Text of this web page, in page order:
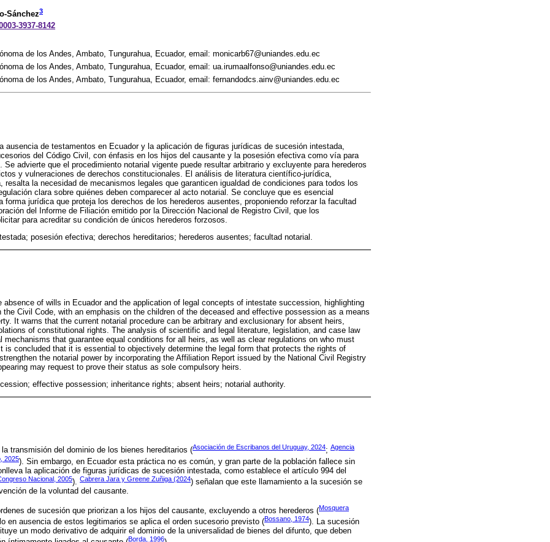
Sánchez3
3937-8142
de los Andes, Ambato, Tungurahua, Ecuador, email: monicarb67@uniandes.edu.ec
de los Andes, Ambato, Tungurahua, Ecuador, email: ua.irumaalfonso@uniandes.edu.ec
de los Andes, Ambato, Tungurahua, Ecuador, email: fernandodcs.ainv@uniandes.edu.ec
ausencia de testamentos en Ecuador y la aplicación de figuras jurídicas de sucesión intestada,
del Código Civil, con énfasis en los hijos del causante y la posesión efectiva como vía para
Se advierte que el procedimiento notarial vigente puede resultar arbitrario y excluyente para herederos
y vulneraciones de derechos constitucionales. El análisis de literatura científico-jurídica,
resalta la necesidad de mecanismos legales que garanticen igualdad de condiciones para todos los
clara sobre quiénes deben comparecer al acto notarial. Se concluye que es esencial
forma jurídica que proteja los derechos de los herederos ausentes, proponiendo reforzar la facultad
del Informe de Filiación emitido por la Dirección Nacional de Registro Civil, que los
para acreditar su condición de únicos herederos forzosos.
posesión efectiva; derechos hereditarios; herederos ausentes; facultad notarial.
absence of wills in Ecuador and the application of legal concepts of intestate succession, highlighting
Civil Code, with an emphasis on the children of the deceased and effective possession as a means
It warns that the current notarial procedure can be arbitrary and exclusionary for absent heirs,
of constitutional rights. The analysis of scientific and legal literature, legislation, and case law
mechanisms that guarantee equal conditions for all heirs, as well as clear regulations on who must
is concluded that it is essential to objectively determine the legal form that protects the rights of
the notarial power by incorporating the Affiliation Report issued by the National Civil Registry
may request to prove their status as sole compulsory heirs.
effective possession; inheritance rights; absent heirs; notarial authority.
transmisión del dominio de los bienes hereditarios (Asociación de Escribanos del Uruguay, 2024; Agencia
2025). Sin embargo, en Ecuador esta práctica no es común, y gran parte de la población fallece sin
la aplicación de figuras jurídicas de sucesión intestada, como establece el artículo 994 del
Nacional, 2005). Cabrera Jara y Greene Zuñiga (2024) señalan que este llamamiento a la sucesión se
de la voluntad del causante.
de sucesión que priorizan a los hijos del causante, excluyendo a otros herederos (Mosquera
en ausencia de estos legitimarios se aplica el orden sucesorio previsto (Bossano, 1974). La sucesión
un modo derivativo de adquirir el dominio de la universalidad de bienes del difunto, que deben
Borda, 1996